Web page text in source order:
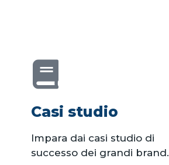
Casi studio
Impara dai casi studio di
successo dei grandi brand.